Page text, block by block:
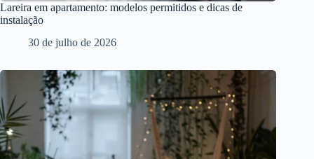
Lareira em apartamento: modelos permitidos e dicas de
instalação
30 de julho de 2026